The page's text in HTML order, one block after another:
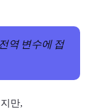
역 변수에 접
만,